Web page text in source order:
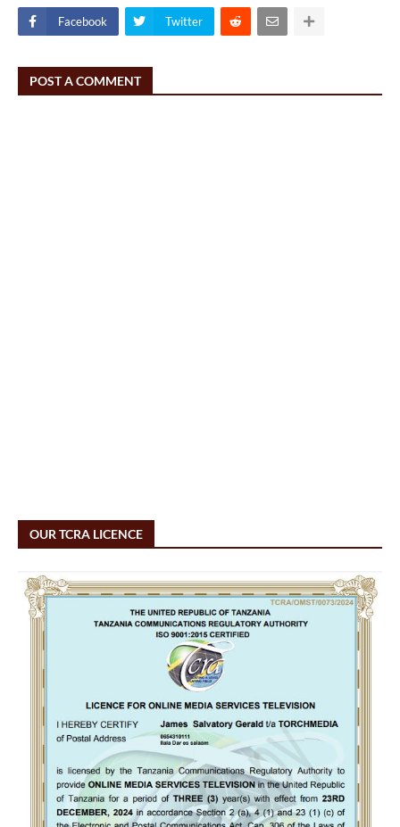
Facebook Twitter
POST A COMMENT
OUR TCRA LICENCE